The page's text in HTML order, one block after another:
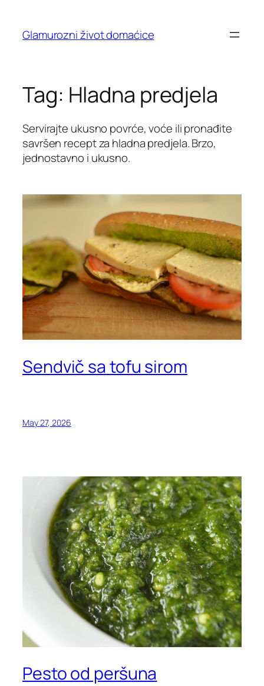
content
Glamurozni život domaćice
Tag: Hladna predjela
Servirajte ukusno povrće, voće ili pronađite
savršen recept za hladna predjela. Brzo,
jednostavno i ukusno.
Sendvič sa tofu sirom
May 27, 2026
Pesto od peršuna